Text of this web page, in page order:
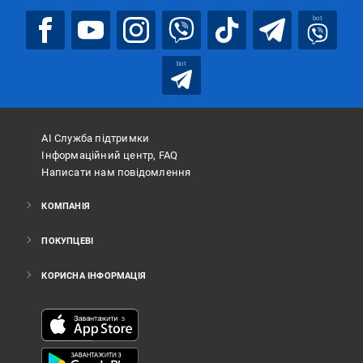
bot
bot
АІ Служба підтримки
Інформаційний центр, FAQ
Написати нам повідомлення
КОМПАНІЯ
ПОКУПЦЕВІ
КОРИСНА ІНФОРМАЦІЯ